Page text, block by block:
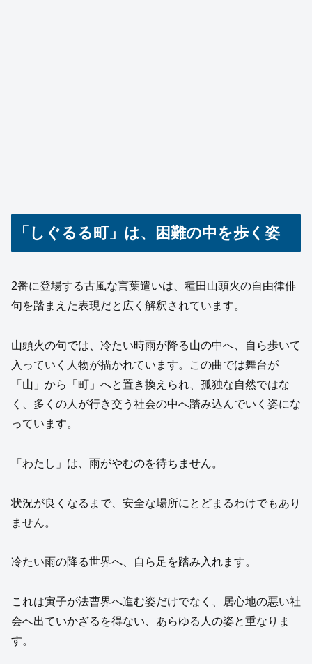
「しぐるる町」は、困難の中を歩く姿
2番に登場する古風な言葉遣いは、種田山頭火の自由律俳
句を踏まえた表現だと広く解釈されています。
山頭火の句では、冷たい時雨が降る山の中へ、自ら歩いて
入っていく人物が描かれています。この曲では舞台が
「山」から「町」へと置き換えられ、孤独な自然ではな
く、多くの人が行き交う社会の中へ踏み込んでいく姿にな
っています。
「わたし」は、雨がやむのを待ちません。
状況が良くなるまで、安全な場所にとどまるわけでもあり
ません。
冷たい雨の降る世界へ、自ら足を踏み入れます。
これは寅子が法曹界へ進む姿だけでなく、居心地の悪い社
会へ出ていかざるを得ない、あらゆる人の姿と重なりま
す。